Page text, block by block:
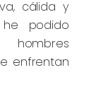
cálida y
podido
enfrentan